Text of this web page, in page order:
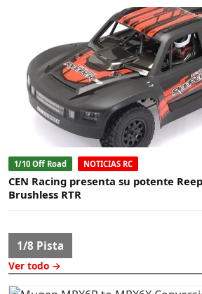
1/10 Off Road NOTICIAS RC
CEN Racing presenta su potente
Brushless RTR
1/8 Pista
Ver todo →